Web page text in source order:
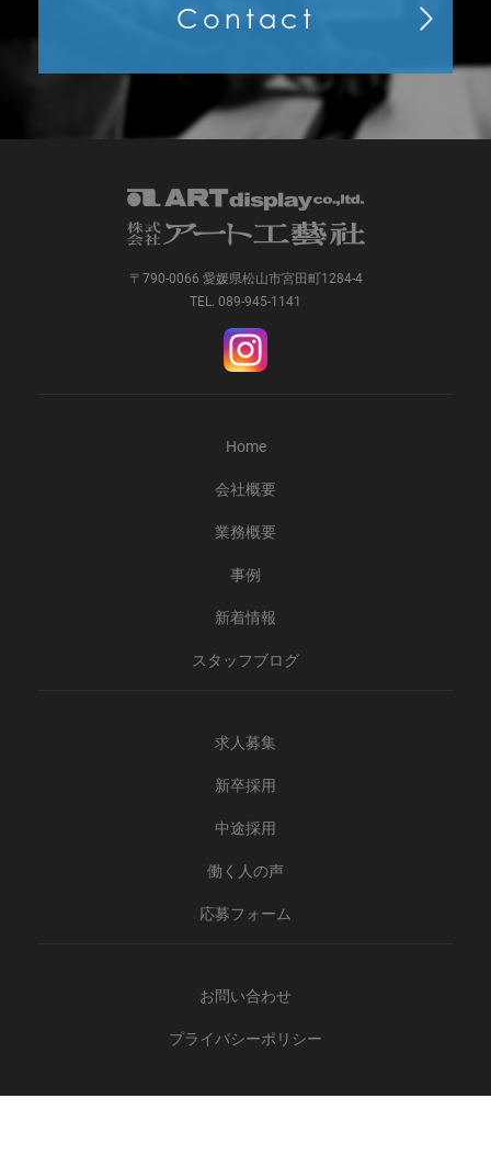
Contact
〒790-0066 愛媛県松山市宮田町1284-4
TEL. 089-945-1141
Home
会社概要
業務概要
事例
新着情報
スタッフブログ
求人募集
新卒採用
中途採用
働く人の声
応募フォーム
お問い合わせ
プライバシーポリシー